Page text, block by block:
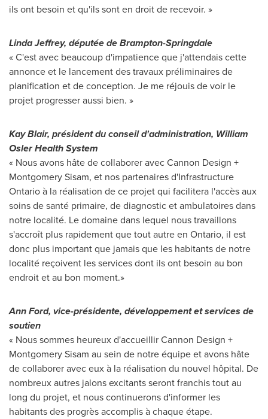
ils ont besoin et qu'ils sont en droit de recevoir. »
Linda Jeffrey, députée de Brampton-Springdale
« C'est avec beaucoup d'impatience que j'attendais cette
annonce et le lancement des travaux préliminaires de
planification et de conception. Je me réjouis de voir le
projet progresser aussi bien. »
Kay Blair, président du conseil d'administration, William
OslerHealth System
« Nous avons hâte de collaborer avec Cannon Design +
Montgomery Sisam, et nos partenaires d'Infrastructure
Ontario à la réalisation de ce projet qui facilitera l'accès aux
soins de santé primaire, de diagnostic et ambulatoires dans
notre localité. Le domaine dans lequel nous travaillons
s'accroît plus rapidement que tout autre en Ontario, il est
donc plus important que jamais que les habitants de notre
localité reçoivent les services dont ils ont besoin au bon
endroit et au bon moment.»
Ann Ford, vice-présidente, développement et services de
soutien
« Nous sommes heureux d'accueillir Cannon Design +
Montgomery Sisam au sein de notre équipe et avons hâte
de collaborer avec eux à la réalisation du nouvel hôpital. De
nombreux autres jalons excitants seront franchis tout au
long du projet, et nous continuerons d'informer les
habitants des progrès accomplis à chaque étape.